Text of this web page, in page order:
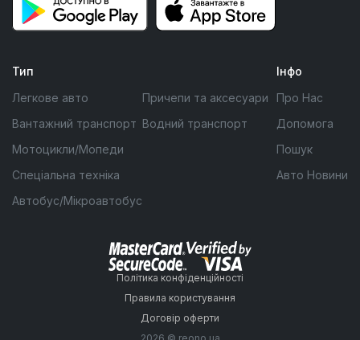
Тип
Легкове авто
Вантажний транспорт
Мотоцикли/Мопеди
Спеціальна техніка
Автобус/Мікроавтобус
Причепи та аксесуари
Водний транспорт
Інфо
Про Нас
Допомога
Пошук
Авто Новини
Політика конфіденційності
Правила користування
Договір оферти